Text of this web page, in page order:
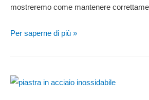
mostreremo come mantenere
Per saperne di più »